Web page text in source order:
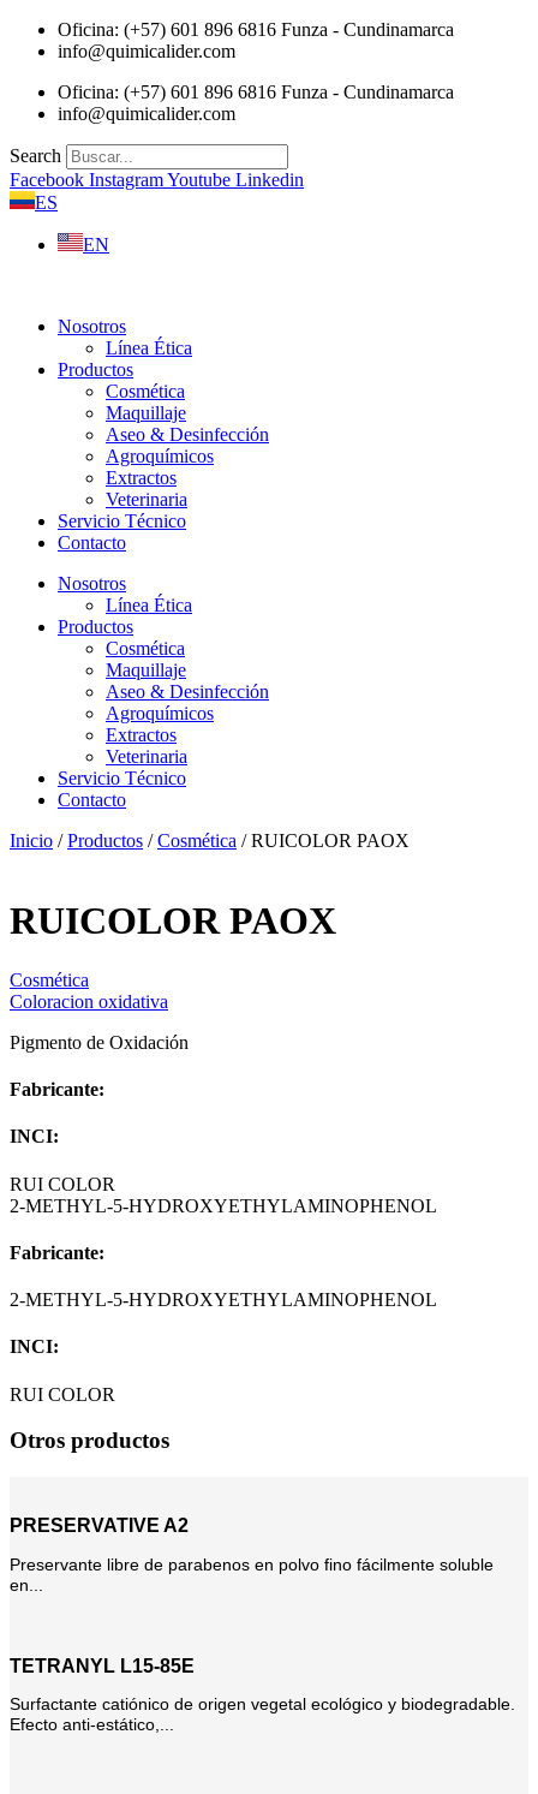
Saltar
Oficina: (+57) 601 896 6816 Funza - Cundinamarca
info@quimicalider.com
Oficina: (+57) 601 896 6816 Funza - Cundinamarca
info@quimicalider.com
Search
Facebook InstagramYoutube Linkedin
ES
EN
Nosotros
Línea Ética
Productos
Cosmética
Maquillaje
Aseo & Desinfección
Agroquímicos
Extractos
Veterinaria
Servicio Técnico
Contacto
Nosotros
Línea Ética
Productos
Cosmética
Maquillaje
Aseo & Desinfección
Agroquímicos
Extractos
Veterinaria
Servicio Técnico
Contacto
Inicio /Productos /Cosmética / RUICOLOR PAOX
RUICOLOR PAOX
Cosmética
Coloracion oxidativa
Pigmento de Oxidación
Fabricante:
INCI:
RUI COLOR
2-METHYL-5-HYDROXYETHYLAMINOPHENOL
Fabricante:
2-METHYL-5-HYDROXYETHYLAMINOPHENOL
INCI:
RUI COLOR
Otros productos
PRESERVATIVE A2
Preservante libre de parabenos en polvo fino fácilmente soluble
en...
TETRANYL L15-85E
Surfactante catiónico de origen vegetal ecológico y biodegradable.
Efecto anti-estático,...